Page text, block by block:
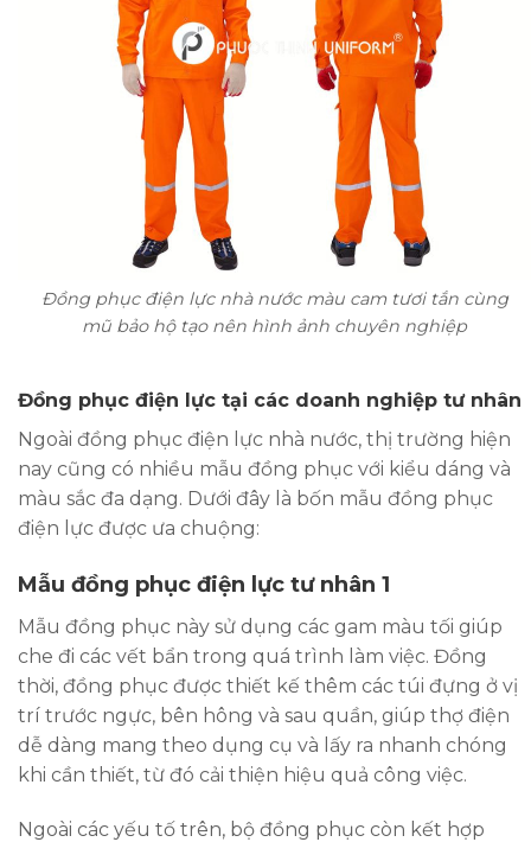
Đồng phục điện lực nhà nước màu cam tươi tắn cùng
mũ bảo hộ tạo nên hình ảnh chuyên nghiệp
Đồng phục điện lực tại các doanh nghiệp tư nhân
Ngoài đồng phục điện lực nhà nước, thị trường hiện
nay cũng có nhiều mẫu đồng phục với kiểu dáng và
màu sắc đa dạng. Dưới đây là bốn mẫu đồng phục
điện lực được ưa chuộng:
Mẫu đồng phục điện lực tư nhân 1
Mẫu đồng phục này sử dụng các gam màu tối giúp
che đi các vết bẩn trong quá trình làm việc. Đồng
thời, đồng phục được thiết kế thêm các túi đựng ở vị
trí trước ngực, bên hông và sau quần, giúp thợ điện
dễ dàng mang theo dụng cụ và lấy ra nhanh chóng
khi cần thiết, từ đó cải thiện hiệu quả công việc.
Ngoài các yếu tố trên, bộ đồng phục còn kết hợp